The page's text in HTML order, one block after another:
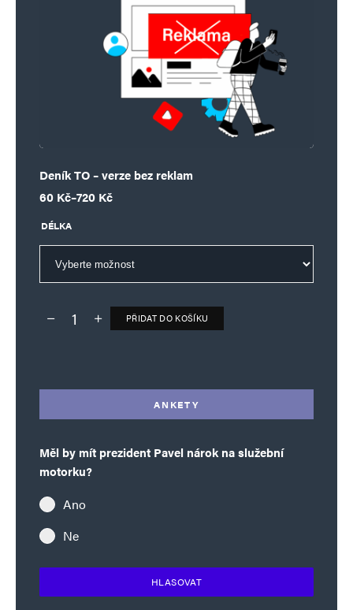
Deník TO – verze bez reklam
60 Kč–720 Kč
Rozpětí cen: 60 Kč až 720 Kč
DÉLKA
Deník TO – verze bez reklam množství
PŘIDAT DO KOŠÍKU
ANKETY
Měl by mít prezident Pavel nárok na služební
motorku?
Ano
Ne
HLASOVAT